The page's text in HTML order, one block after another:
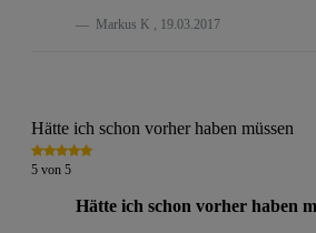
Markus K , 19.03.2017
Hätte ich schon vorher haben müssen
5 von 5
Hätte ich schon vorher haben